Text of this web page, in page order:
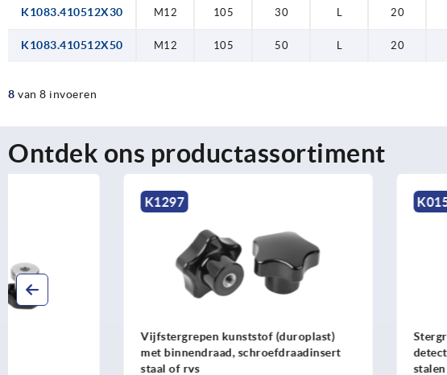
K1083.410512X30 M12 105 30 L 20
K1083.410512X50 M12 105 50 L 20
8 van 8 invoeren
Ontdek ons productassortiment
Vijfstergrepen kunststof (duroplast)
met binnendraad, schroefdraadinsert
Stergrepen kunststof
detecteerbaar met